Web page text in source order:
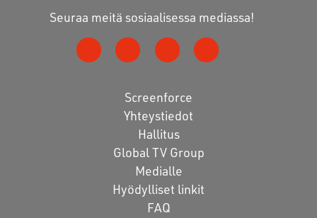
Seuraa meitä sosiaalisessa mediassa!
Screenforce
Yhteystiedot
Hallitus
Global TV Group
Medialle
Hyödylliset linkit
FAQ